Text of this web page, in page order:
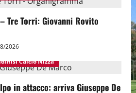
Tre Torri: Giovanni Rovito
2026
Calcio Nizza
in attacco: arriva Giuseppe De